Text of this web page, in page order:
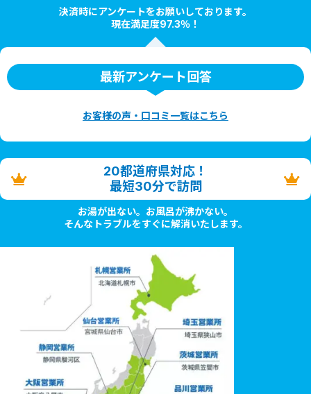
決済時にアンケートをお願いしております。
現在満足度97.3％！
最新アンケート回答
お客様の声・口コミ一覧はこちら
20都道府県対応！
最短30分で訪問
お湯が出ない。お風呂が沸かない。
そんなトラブルをすぐに解消いたします。